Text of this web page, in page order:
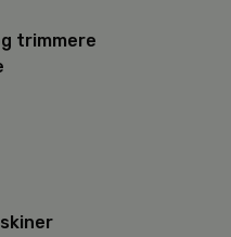
trimmere